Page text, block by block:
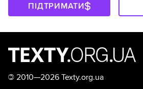
ПІДТРИМАТИ
© 2010—2026 Texty.org.ua